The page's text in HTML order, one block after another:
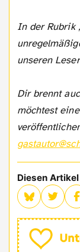
In der Rubrik
unseren
Dir brennt
möchtest
Diesen